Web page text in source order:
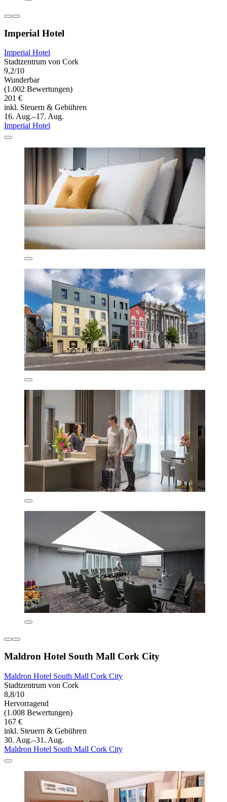
Imperial Hotel
Imperial Hotel
Stadtzentrum von Cork
9,2/10
Wunderbar
(1.002 Bewertungen)
201 €
inkl. Steuern & Gebühren
16. Aug.–17. Aug.
Imperial Hotel
Maldron Hotel South Mall Cork City
Maldron Hotel South Mall Cork City
Stadtzentrum von Cork
8,8/10
Hervorragend
(1.008 Bewertungen)
167 €
inkl. Steuern & Gebühren
30. Aug.–31. Aug.
Maldron Hotel South Mall Cork City